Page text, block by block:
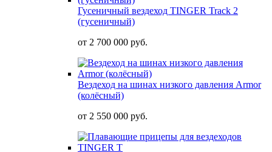
Гусеничный вездеход TINGER Track 2
(гусеничный)
от 2 700 000 руб.
Вездеход на шинах низкого давления Armor
(колёсный)
от 2 550 000 руб.